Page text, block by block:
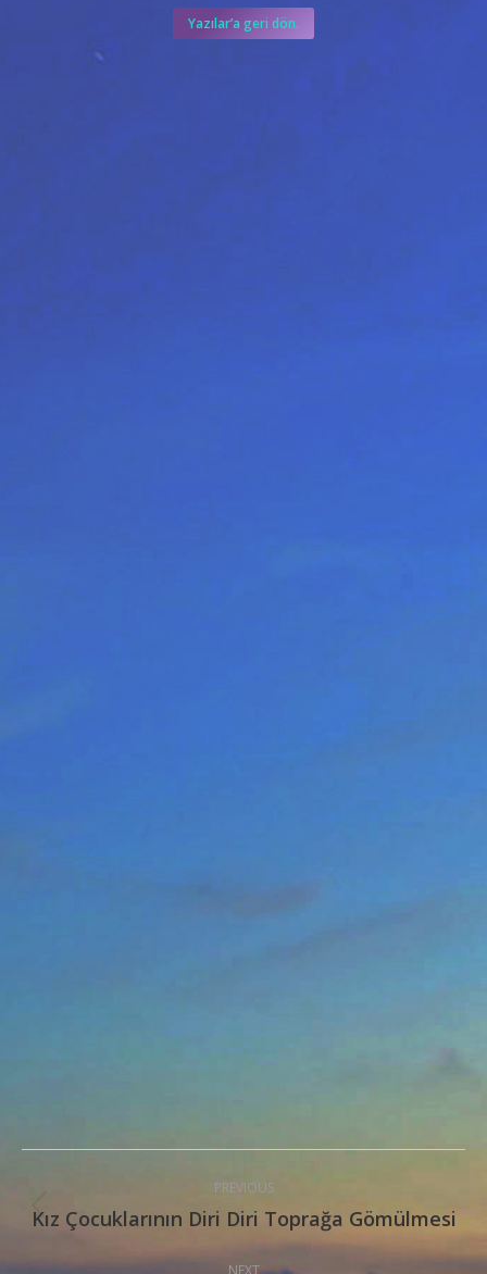
Yazılar’a geri dön.
navigation
PREVIOUS
Previous
post:
Kız Çocuklarının Diri Diri Toprağa Gömülmesi
NEXT